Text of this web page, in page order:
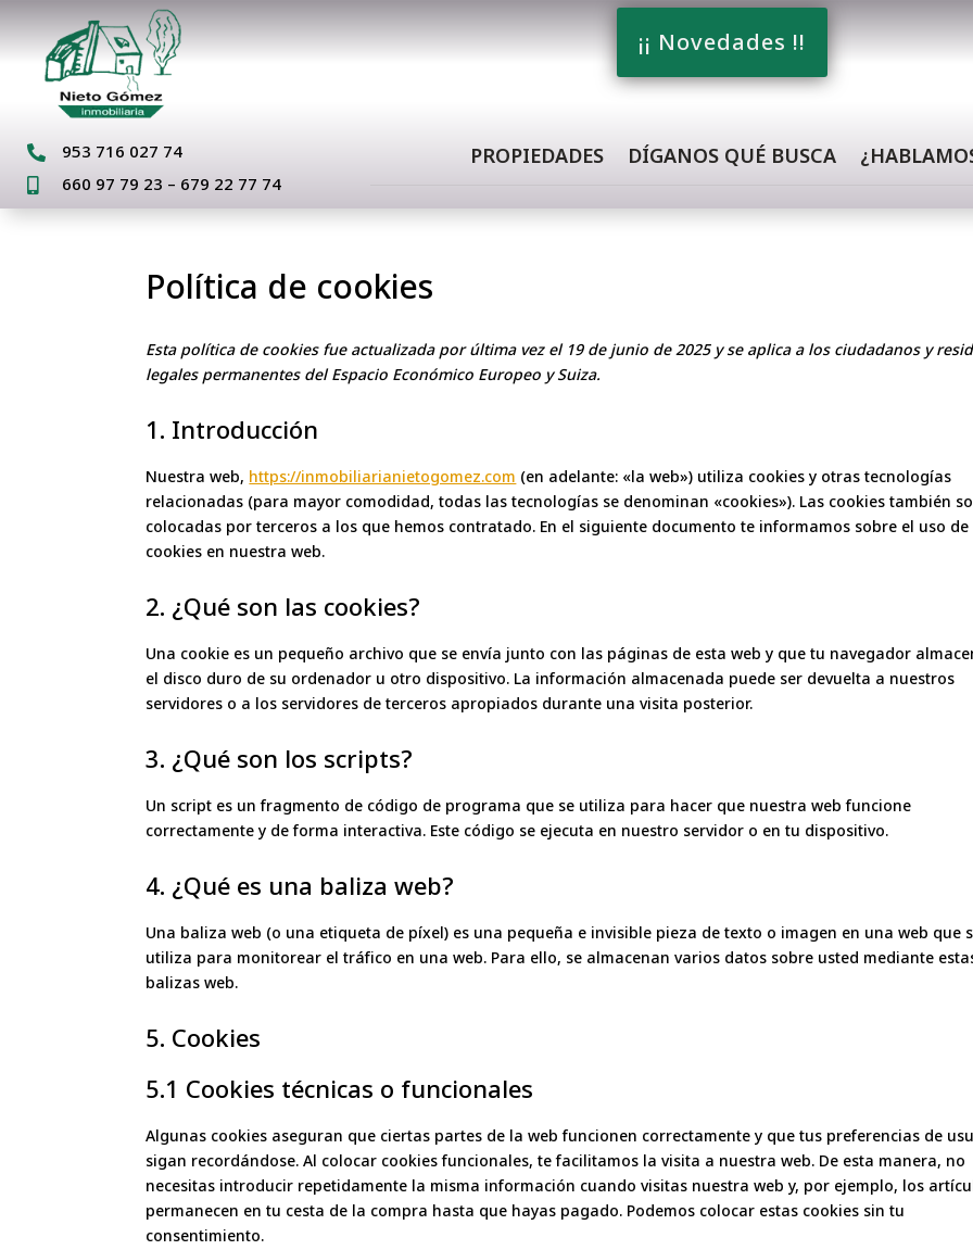
¡¡ Novedades !!
 953 716 027 74
 660 97 79 23 – 679 22 77 74
PROPIEDADES DÍGANOS QUÉ BUSCA
Política de cookies
Esta política de cookies fue actualizada por última vez el 19 de junio de 2025 y se aplica a los ciudadanos y
legales permanentes del Espacio Económico Europeo y Suiza.
1. Introducción
Nuestra web, https://inmobiliarianietogomez.com (en adelante: «la web») utiliza cookies y otras tecnologías
relacionadas (para mayor comodidad, todas las tecnologías se denominan «cookies»). Las cookies también
colocadas por terceros a los que hemos contratado. En el siguiente documento te informamos sobre el uso de
cookies en nuestra web.
2. ¿Qué son las cookies?
Una cookie es un pequeño archivo que se envía junto con las páginas de esta web y que tu navegador
el disco duro de su ordenador u otro dispositivo. La información almacenada puede ser devuelta a nuestros
servidores o a los servidores de terceros apropiados durante una visita posterior.
3. ¿Qué son los scripts?
Un script es un fragmento de código de programa que se utiliza para hacer que nuestra web funcione
correctamente y de forma interactiva. Este código se ejecuta en nuestro servidor o en tu dispositivo.
4. ¿Qué es una baliza web?
Una baliza web (o una etiqueta de píxel) es una pequeña e invisible pieza de texto o imagen en una web que
utiliza para monitorear el tráfico en una web. Para ello, se almacenan varios datos sobre usted mediante
balizas web.
5. Cookies
5.1 Cookies técnicas o funcionales
Algunas cookies aseguran que ciertas partes de la web funcionen correctamente y que tus preferencias de
sigan recordándose. Al colocar cookies funcionales, te facilitamos la visita a nuestra web. De esta manera, no
necesitas introducir repetidamente la misma información cuando visitas nuestra web y, por ejemplo, los
permanecen en tu cesta de la compra hasta que hayas pagado. Podemos colocar estas cookies sin tu
consentimiento.